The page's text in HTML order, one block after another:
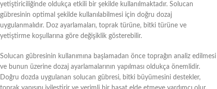
yetiştiriciliğinde oldukça etkili bir şekilde kullanılmaktadır. Solucan
gübresinin optimal şekilde kullanılabilmesi için doğru dozaj
uygulanmalıdır. Doz ayarlamaları, toprak türüne, bitki türüne ve
yetiştirme koşullarına göre değişiklik gösterebilir.
Solucan gübresinin kullanımına başlamadan önce toprağın analiz edilmesi
ve bunun üzerine dozaj ayarlamalarının yapılması oldukça önemlidir.
Doğru dozda uygulanan solucan gübresi, bitki büyümesini destekler,